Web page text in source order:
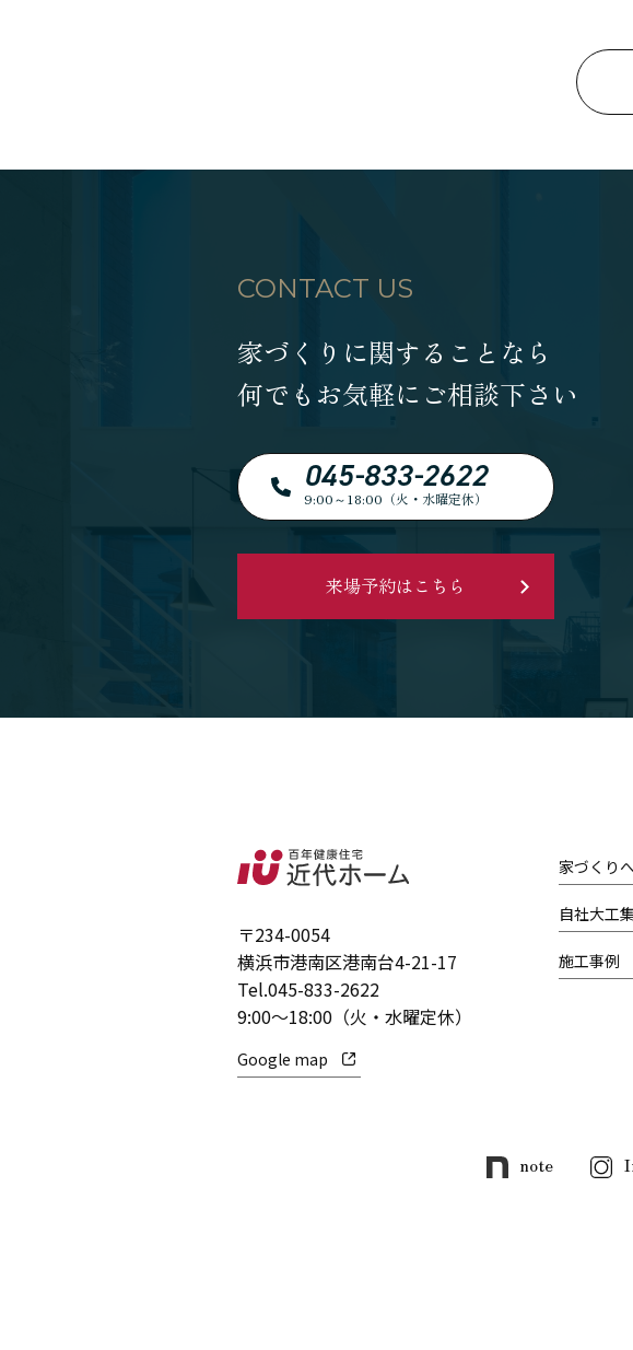
CONTACT US
家づくりに関することなら
何でもお気軽にご相談下さい
045-833-2622
9:00～18:00（火・水曜定休）
来場予約はこちら
〒234-0054
横浜市港南区港南台4-21-17
Tel.045-833-2622
9:00～18:00（火・水曜定休）
Google map
家づくり
自社大工
施工事例
note